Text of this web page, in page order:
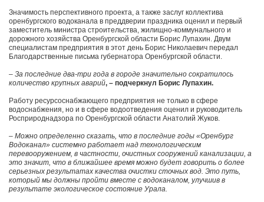
Значимость перспективного проекта, а также заслуг коллектива
оренбургского водоканала в преддверии праздника оценил и первый
заместитель министра строительства, жилищно-коммунального и
дорожного хозяйства Оренбургской области Борис Лупахин. Двум
специалистам предприятия в этот день Борис Николаевич передал
Благодарственные письма губернатора Оренбургской области.
– За последние два-три года в городе значительно сократилось
количество крупных аварий, – подчеркнул Борис Лупахин.
Работу ресурсоснабжающего предприятия не только в сфере
водоснабжения, но и в сфере водоотведения оценил и руководитель
Росприроднадзора по Оренбургской области Анатолий Жуков.
– Можно определенно сказать, что в последние годы «Оренбург
Водоканал» системно работает над технологическим
перевооружением, в частности, очистных сооружений канализации, а
это значит, что в ближайшее время можно будет говорить о более
серьезных результатах качества очистки сточных вод. Это путь,
который мы должны пройти вместе с водоканалом, улучшив в
результате экологическое состояние Урала.